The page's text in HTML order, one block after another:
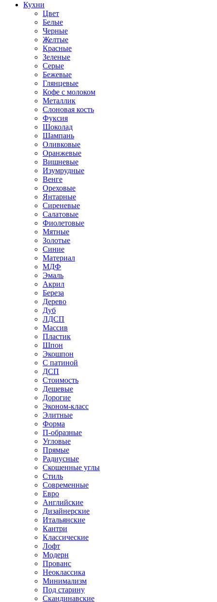
Кухни
Цвет
Белые
Черные
Желтые
Красные
Зеленые
Серые
Бежевые
Глянцевые
Кофе с молоком
Металлик
Слоновая кость
Фуксия
Шоколад
Шампань
Оливковые
Оранжевые
Вишневые
Изумрудные
Венге
Ореховые
Янтарные
Сиреневые
Салатовые
Фиолетовые
Мятные
Золотые
Синие
Материал
МДФ
Эмаль
Акрил
Береза
Дерево
Дуб
ЛДСП
Массив
Пластик
Шпон
Экошпон
С патиной
ДСП
Стоимость
Дешевые
Дорогие
Эконом-класс
Элитные
Форма
П-образные
Угловые
Прямые
Радиусные
Скошенные углы
Стиль
Современные
Евро
Английские
Дизайнерские
Итальянские
Кантри
Классические
Лофт
Модерн
Прованс
Неоклассика
Минимализм
Под старину
Скандинавские